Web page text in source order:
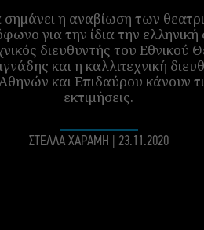
σημάνει η αναβίωση των
για την ίδια την
διευθυντής του Εθνικού
και η καλλιτεχνική
και Επιδαύρου κάνουν
εκτιμήσεις.
ΣΤΕΛΛΑ ΧΑΡΑΜΗ 23.11.2020